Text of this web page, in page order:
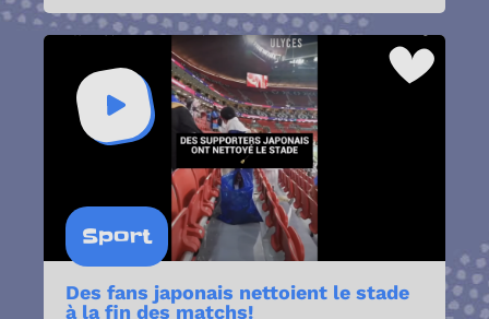
Sport
Des fans japonais nettoient le stade
à la fin des matchs!